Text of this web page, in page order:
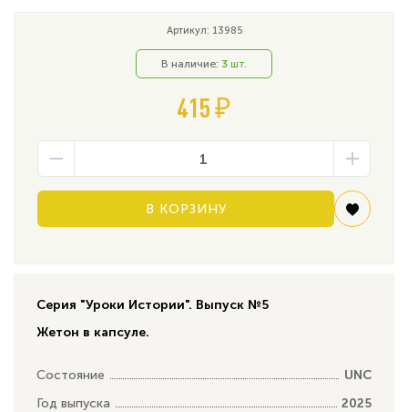
Артикул: 13985
В наличие: 3 шт.
415 ₽
В КОРЗИНУ
Серия "Уроки Истории". Выпуск №5
Жетон в капсуле.
Состояние
UNC
Год выпуска
2025